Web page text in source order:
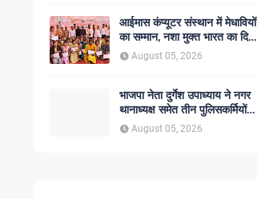
आईमास कंप्यूटर संस्थान में मेधावियों
का सम्मान, नशा मुक्त भारत का दिया
गया संदेश
August 05, 2026
भाजपा नेता दुर्गेश उपाध्याय ने नगर
थानाध्यक्ष समेत तीन पुलिसकर्मियों
पर ठोका मानहानि का मुकदमा
August 05, 2026